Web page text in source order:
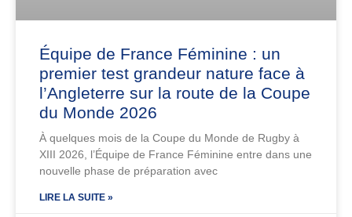
Équipe de France Féminine : un
premier test grandeur nature face à
l’Angleterre sur la route de la Coupe
du Monde 2026
À quelques mois de la Coupe du Monde de Rugby à
XIII 2026, l’Équipe de France Féminine entre dans une
nouvelle phase de préparation avec
LIRE LA SUITE »